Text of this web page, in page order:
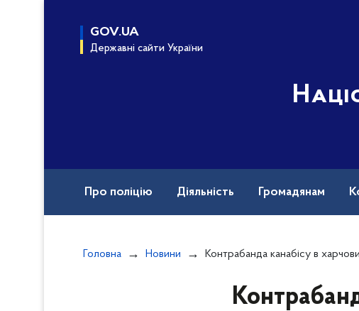
GOV.UA
Державні сайти України
Про поліцію Діяльність Громадянам
Головна Новини Контрабанда канабісу в харчових продуктах на понад 23 млн грн – Нацполіція